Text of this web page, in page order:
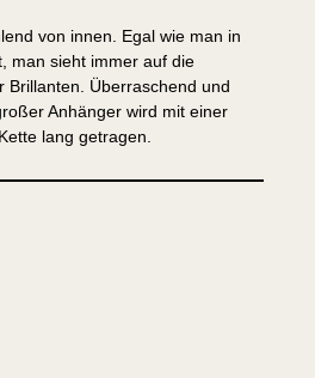
von innen. Egal wie man in
man sieht immer auf die
Brillanten. Überraschend und
Anhänger wird mit einer
lang getragen.